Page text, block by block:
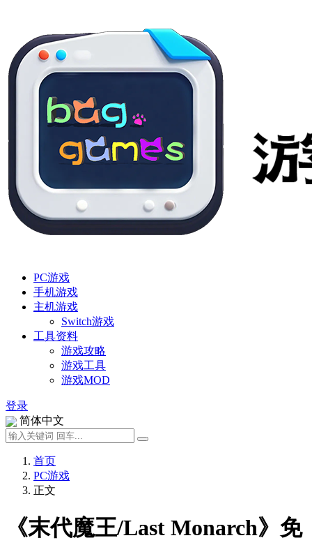
PC游戏
手机游戏
主机游戏
Switch游戏
工具资料
游戏攻略
游戏工具
游戏MOD
登录
简体中文
首页
PC游戏
正文
《末代魔王/Last Monarch》免